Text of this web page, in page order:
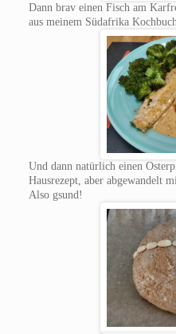
Dann brav einen Fisch am
aus meinem Südafrika
Und dann natürlich einen
Hausrezept, aber abgewandelt
Also gsund!